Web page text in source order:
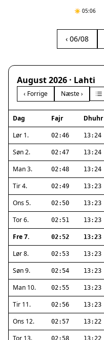
☀️ 05:06
‹ 06/08
August 2026 · Lahti
‹ Forrige Næste ›
Dag Fajr Dhuhr
Lør 1.
02:46 13:24
Søn 2. 02:47 13:24
Man 3. 02:48 13:24
Tir 4. 02:49 13:23
Ons 5. 02:50 13:23
Tor 6. 02:51 13:23
Fre 7. 02:52 13:23
Lør 8. 02:53 13:23
Søn 9. 02:54 13:23
Man 10. 02:55 13:23
Tir 11. 02:56 13:23
Ons 12. 02:57 13:22
Tor 13. 02:58 13:22